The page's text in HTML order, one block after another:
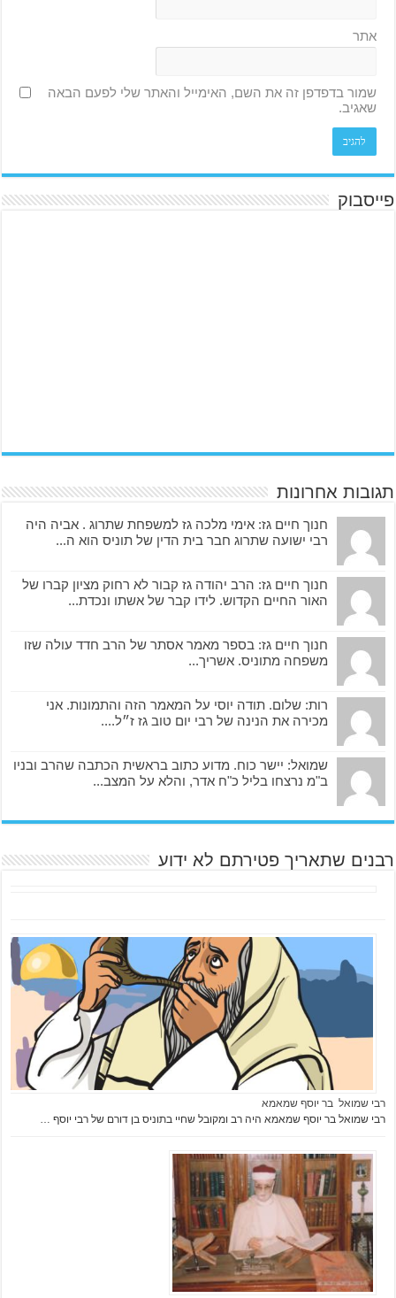
אתר
שמור בדפדפן זה את השם, האימייל והאתר שלי לפעם הבאה
שאגיב.
פייסבוק
תגובות אחרונות
חנוך חיים גז: אימי מלכה גז למשפחת שתרוג . אביה היה
רבי ישועה שתרוג חבר בית הדין של תוניס הוא ה...
חנוך חיים גז: הרב יהודה גז קבור לא רחוק מציון קברו של
האור החיים הקדוש. לידו קבר של אשתו ונכדת...
חנוך חיים גז: בספר מאמר אסתר של הרב חדד עולה שזו
משפחה מתוניס. אשריך...
רות: שלום. תודה יוסי על המאמר הזה והתמונות. אני
מכירה את הנינה של רבי יום טוב גז ז״ל....
שמואל: יישר כוח. מדוע כתוב בראשית הכתבה שהרב ובניו
ב"מ נרצחו בליל כ"ח אדר, והלא על המצב...
רבנים שתאריך פטירתם לא ידוע
רבי שמואל בר יוסף שמאמא
רבי שמואל בר יוסף שמאמא היה רב ומקובל שחיי בתוניס בן דורם של רבי יוסף …